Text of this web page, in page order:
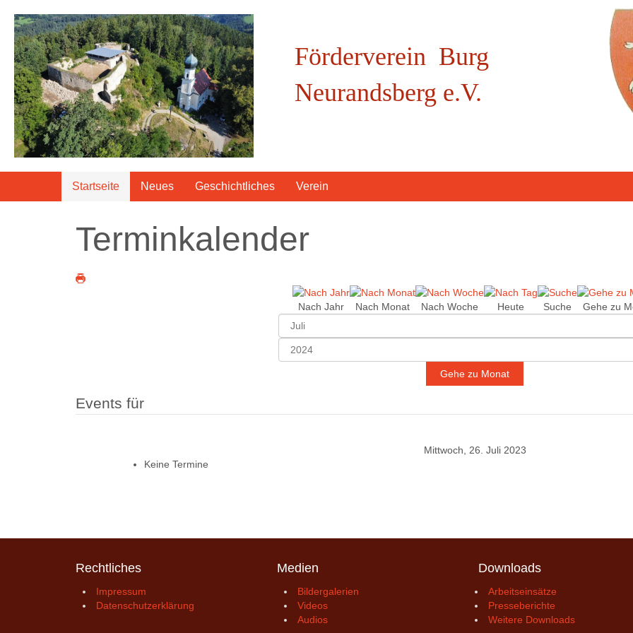
Förderverein Burg
Neurandsberg e.V.
Startseite Neues Geschichtliches Verein
Terminkalender
Nach Jahr Nach Monat Nach Woche Heute Suche Gehe zu
Gehe zu Monat
Events für
Mittwoch, 26. Juli 2023
Keine Termine
Rechtliches
Impressum
Datenschutzerklärung
Medien
Bildergalerien
Videos
Audios
Downloads
Arbeitseinsätze
Presseberichte
Weitere Downloads